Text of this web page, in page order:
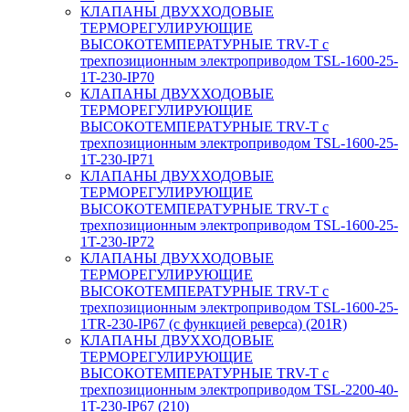
КЛАПАНЫ ДВУХХОДОВЫЕ
ТЕРМОРЕГУЛИРУЮЩИЕ
ВЫСОКОТЕМПЕРАТУРНЫЕ TRV-T с
трехпозиционным электроприводом TSL-1600-25-
1T-230-IP70
КЛАПАНЫ ДВУХХОДОВЫЕ
ТЕРМОРЕГУЛИРУЮЩИЕ
ВЫСОКОТЕМПЕРАТУРНЫЕ TRV-T с
трехпозиционным электроприводом TSL-1600-25-
1T-230-IP71
КЛАПАНЫ ДВУХХОДОВЫЕ
ТЕРМОРЕГУЛИРУЮЩИЕ
ВЫСОКОТЕМПЕРАТУРНЫЕ TRV-T с
трехпозиционным электроприводом TSL-1600-25-
1T-230-IP72
КЛАПАНЫ ДВУХХОДОВЫЕ
ТЕРМОРЕГУЛИРУЮЩИЕ
ВЫСОКОТЕМПЕРАТУРНЫЕ TRV-T с
трехпозиционным электроприводом TSL-1600-25-
1TR-230-IP67 (с функцией реверса) (201R)
КЛАПАНЫ ДВУХХОДОВЫЕ
ТЕРМОРЕГУЛИРУЮЩИЕ
ВЫСОКОТЕМПЕРАТУРНЫЕ TRV-T с
трехпозиционным электроприводом TSL-2200-40-
1T-230-IP67 (210)